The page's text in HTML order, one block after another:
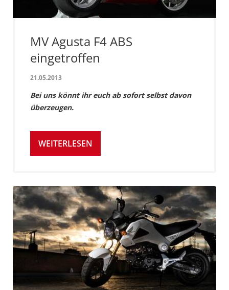
MV Agusta F4 ABS
eingetroffen
21.05.2013
Bei uns könnt ihr euch ab sofort selbst davon
überzeugen.
WEITERLESEN